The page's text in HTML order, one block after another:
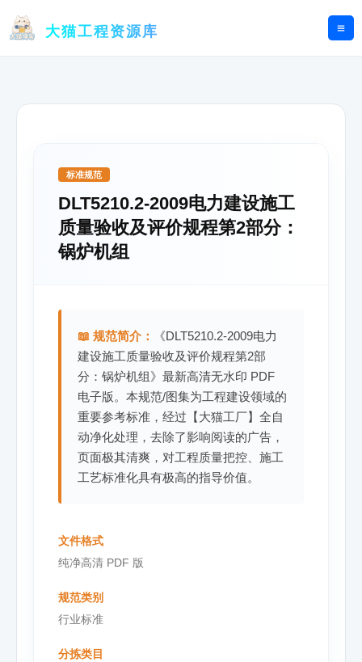
大猫工程资源库
标准规范
DLT5210.2-2009电力建设施工
质量验收及评价规程第2部分：
锅炉机组
📖 规范简介：
《DLT5210.2-2009电力
建设施工质量验收及评价规程第2部
分：锅炉机组》最新高清无水印 PDF
电子版。本规范/图集为工程建设领域的
重要参考标准，经过【大猫工厂】全自
动净化处理，去除了影响阅读的广告，
页面极其清爽，对工程质量把控、施工
工艺标准化具有极高的指导价值。
文件格式
纯净高清 PDF 版
规范类别
行业标准
分拣类目